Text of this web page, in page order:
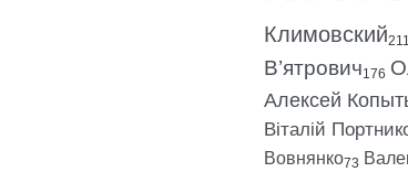
Климовский211
В’ятрович176
Алексей
Віталій
Вовнянко73